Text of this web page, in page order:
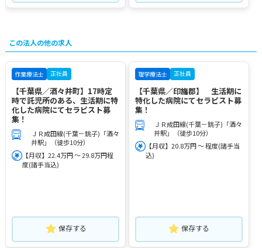
この法人の他の求人
作業療法士 正社員
【千葉県／酒々井町】17時定
時で託児所のある、生活期に特
化した病院にてセラピスト募
集！
ＪＲ成田線(千葉－銚子)「酒々
井駅」（徒歩10分）
【月収】22.4万円 ～ 29.8万円程
度(諸手当込)
保存する
理学療法士 正社員
【千葉県／印旛郡】 生活期に
特化した病院にてセラピスト募
集！
ＪＲ成田線(千葉－銚子)「酒々
井駅」（徒歩10分）
【月収】20.8万円 ～ 程度(諸手当
込)
保存する